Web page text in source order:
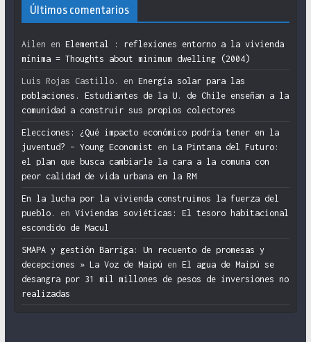
Últimos comentarios
Ailen en Elemental : reflexiones entorno a la vivienda
mínima = Thoughts about minimum dwelling (2004)
Luis Rojas Castillo. en Energía solar para las
poblaciones. Estudiantes de la U. de Chile enseñan a la
comunidad a construir sus propios colectores
Elecciones: ¿Qué impacto económico podría tener en la
juventud? – Young Economist en La Pintana del Futuro:
el plan que busca cambiarle la cara a la comuna con
peor calidad de vida urbana en la RM
En la lucha por la vivienda construimos la fuerza del
pueblo.
en Viviendas soviéticas: El tesoro habitacional
escondido de Macul
SMAPA y gestión Barriga: Un recuento de promesas y
decepciones » La Voz de Maipú en El agua de Maipú se
desangra por 31 mil millones de pesos de inversiones no
realizadas